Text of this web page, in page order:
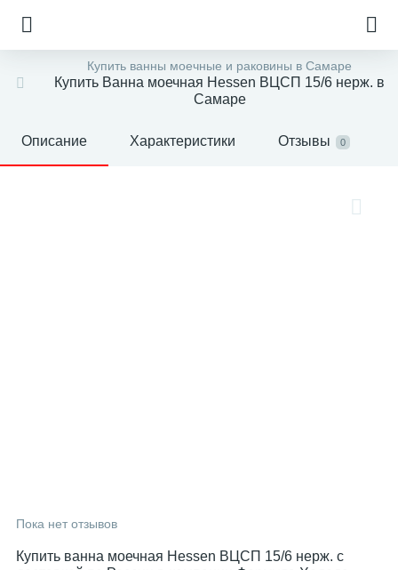
Купить ванны моечные и раковины в Самаре
Купить Ванна моечная Hessen ВЦСП 15/6 нерж. в
Самаре
Описание Характеристики Отзывы 0
Пока нет отзывов
Купить ванна моечная Hessen ВЦСП 15/6 нерж. с